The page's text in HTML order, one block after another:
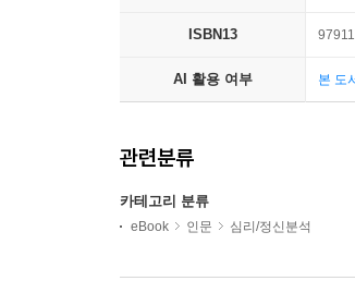
ISBN13
AI 활용 여부 본 도
관련분류
카테고리 분류
eBook 인문 심리/정신분석